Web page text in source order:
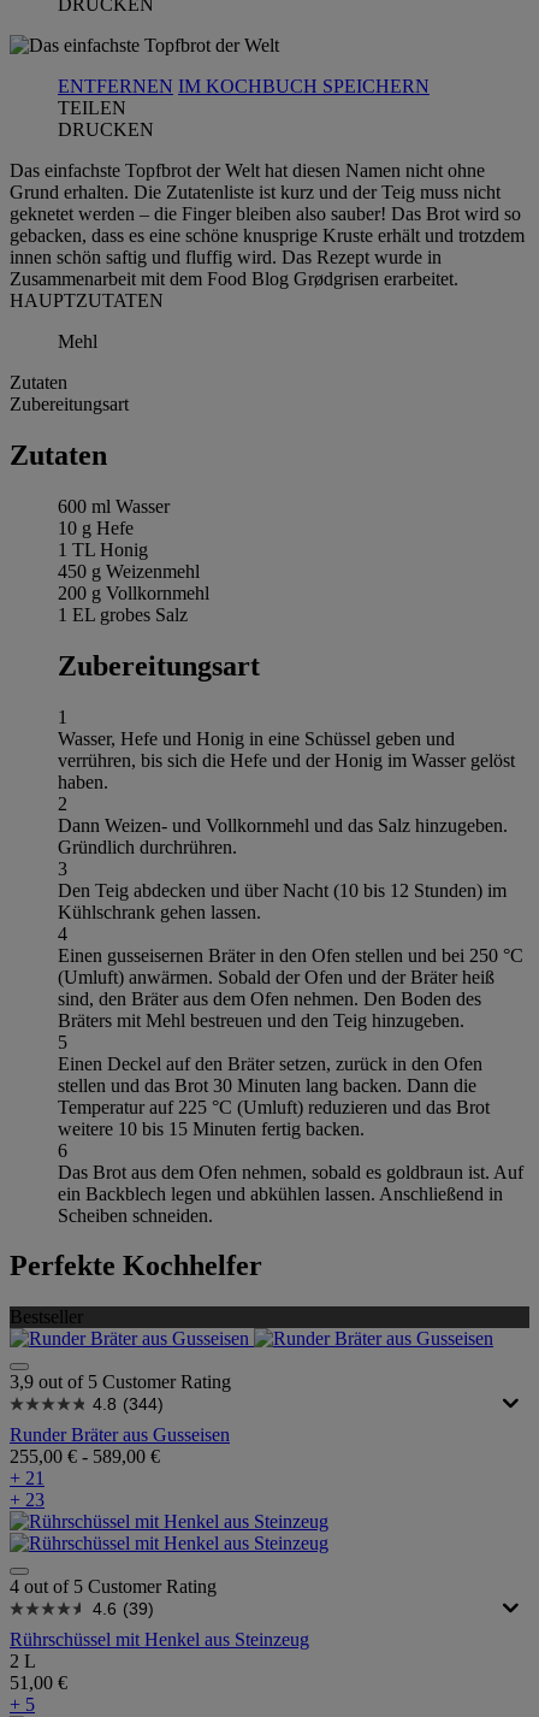
ENTFERNEN IM KOCHBUCH SPEICHERN
TEILEN
DRUCKEN
Das einfachste Topfbrot der Welt hat diesen Namen nicht ohne
Grund erhalten. Die Zutatenliste ist kurz und der Teig muss nicht
geknetet werden – die Finger bleiben also sauber! Das Brot wird so
gebacken, dass es eine schöne knusprige Kruste erhält und trotzdem
innen schön saftig und fluffig wird. Das Rezept wurde in
Zusammenarbeit mit dem Food Blog Grødgrisen erarbeitet.
HAUPTZUTATEN
Mehl
Zutaten
Zubereitungsart
Zutaten
600 ml Wasser
10 g Hefe
1 TL Honig
450 g Weizenmehl
200 g Vollkornmehl
1 EL grobes Salz
Zubereitungsart
1
Wasser, Hefe und Honig in eine Schüssel geben und
verrühren, bis sich die Hefe und der Honig im Wasser gelöst
haben.
2
Dann Weizen- und Vollkornmehl und das Salz hinzugeben.
Gründlich durchrühren.
3
Den Teig abdecken und über Nacht (10 bis 12 Stunden) im
Kühlschrank gehen lassen.
4
Einen gusseisernen Bräter in den Ofen stellen und bei 250 °C
(Umluft) anwärmen. Sobald der Ofen und der Bräter heiß
sind, den Bräter aus dem Ofen nehmen. Den Boden des
Bräters mit Mehl bestreuen und den Teig hinzugeben.
5
Einen Deckel auf den Bräter setzen, zurück in den Ofen
stellen und das Brot 30 Minuten lang backen. Dann die
Temperatur auf 225 °C (Umluft) reduzieren und das Brot
weitere 10 bis 15 Minuten fertig backen.
6
Das Brot aus dem Ofen nehmen, sobald es goldbraun ist. Auf
ein Backblech legen und abkühlen lassen. Anschließend in
Scheiben schneiden.
Perfekte Kochhelfer
Bestseller
3,9 out of 5 Customer Rating
4.8 (344)
Runder Bräter aus Gusseisen
255,00 € - 589,00 €
+ 21
+ 23
4 out of 5 Customer Rating
4.6 (39)
Rührschüssel mit Henkel aus Steinzeug
2 L
51,00 €
+ 5